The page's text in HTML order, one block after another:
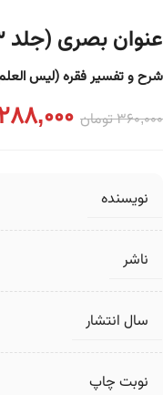
عنوان بصری (جلد ۳)
شرح و تفسیر فقره (لیس العلم
360,000تومان
نویسنده
ناشر
سال انتشار
نوبت چاپ